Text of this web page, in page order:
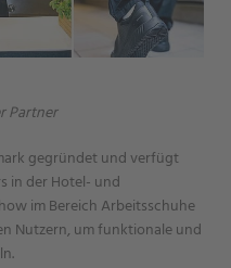
Partner
gegründet und verfügt
in der Hotel- und
im Bereich Arbeitsschuhe
Nutzern, um funktionale und